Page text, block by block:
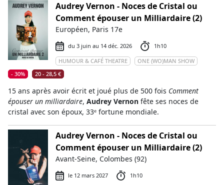
Audrey Vernon - Noces de Cristal ou
Comment épouser un Milliardaire (2)
Européen, Paris 17e
du 3 juin au 14 déc. 2026
1h10
HUMOUR & CAFÉ THEATRE
ONE (WO)MAN SHOW
- 30%
20 - 28,5 €
15 ans après avoir écrit et joué plus de 500 fois Comment
épouser un milliardaire, Audrey Vernon fête ses noces de
cristal avec son époux, 33ᵉ fortune mondiale.
Audrey Vernon - Noces de Cristal ou
Comment épouser un Milliardaire (2)
Avant-Seine, Colombes (92)
le 12 mars 2027
1h10